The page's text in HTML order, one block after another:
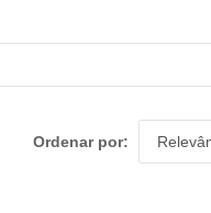
Ordenar por